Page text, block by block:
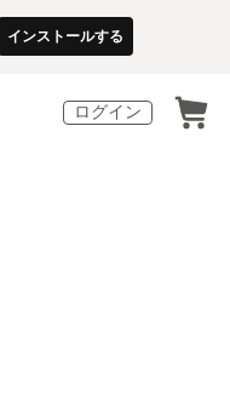
インストールする
ログイン